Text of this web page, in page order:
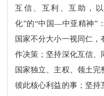
互信、互利、互助，
化”的“中国—中亚精神”
国家不分大小一视同仁
作决策；坚持深化互信、
国家独立、主权、领土
彼此核心利益的事；坚持